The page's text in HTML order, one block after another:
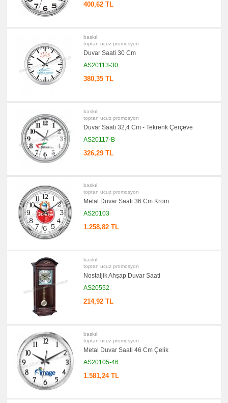
400,62 TL
baskılı
toptan ucuz promosyon
Duvar Saati 30 Cm
AS20113-30
380,35 TL
baskılı
toptan ucuz promosyon
Duvar Saati 32,4 Cm - Tekrenk Çerçeve
AS20117-B
326,29 TL
baskılı
toptan ucuz promosyon
Metal Duvar Saati 36 Cm Krom
AS20103
1.258,82 TL
baskılı
toptan ucuz promosyon
Nostaljik Ahşap Duvar Saati
AS20552
214,92 TL
baskılı
toptan ucuz promosyon
Metal Duvar Saati 46 Cm Çelik
AS20105-46
1.581,24 TL
promosyon
Diğer
Ürünler